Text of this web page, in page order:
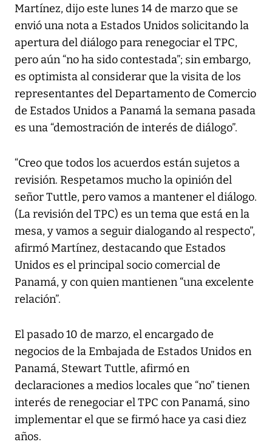
Martínez, dijo este lunes 14 de marzo que se
envió una nota a Estados Unidos solicitando la
apertura del diálogo para renegociar el TPC,
pero aún “no ha sido contestada”; sin embargo,
es optimista al considerar que la visita de los
representantes del Departamento de Comercio
de Estados Unidos a Panamá la semana pasada
es una “demostración de interés de diálogo”.
“Creo que todos los acuerdos están sujetos a
revisión. Respetamos mucho la opinión del
señor Tuttle, pero vamos a mantener el diálogo.
(La revisión del TPC) es un tema que está en la
mesa, y vamos a seguir dialogando al respecto”,
afirmó Martínez, destacando que Estados
Unidos es el principal socio comercial de
Panamá, y con quien mantienen “una excelente
relación”.
El pasado 10 de marzo, el encargado de
negocios de la Embajada de Estados Unidos en
Panamá, Stewart Tuttle, afirmó en
declaraciones a medios locales que “no” tienen
interés de renegociar el TPC con Panamá, sino
implementar el que se firmó hace ya casi diez
años.